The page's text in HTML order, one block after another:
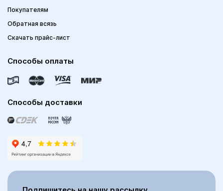
Покупателям
Обратная всязь
Скачать прайс-лист
Способы оплаты
Способы доставки